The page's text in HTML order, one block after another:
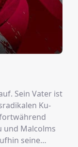
Sein Vater ist
Ku-
und Malcolms
seine